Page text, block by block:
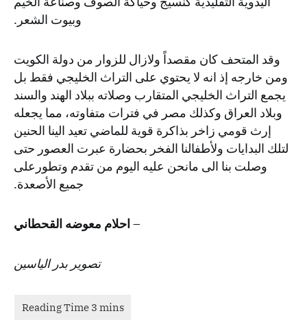
وبيوت الشعر.
وقد المتحف كان مقصداً ولازال للزوار من دولة الكويت
ومن خارجه إذ انه لا يحتوي على التراث الخليجي فقط بل
يجمع التراث الخليجي المتقارب وصلاته ببلاد الهند والسند
وبلاد العراق وكذلك مصر في فترات متفاوته، مما يجعله
إرث قومي زاخر بذاكرة قوية للماضي تعيد الينا الحنين
لتلك البدايات ولأطفالنا الفخر بحضارة عبرت العصور حتى
وصلت بنا الى مانحن عليه اليوم من تقدم وتطورعلى
جميع الأصعدة.
– احلام معوضه القحطاني
تصوير بدر الياسين